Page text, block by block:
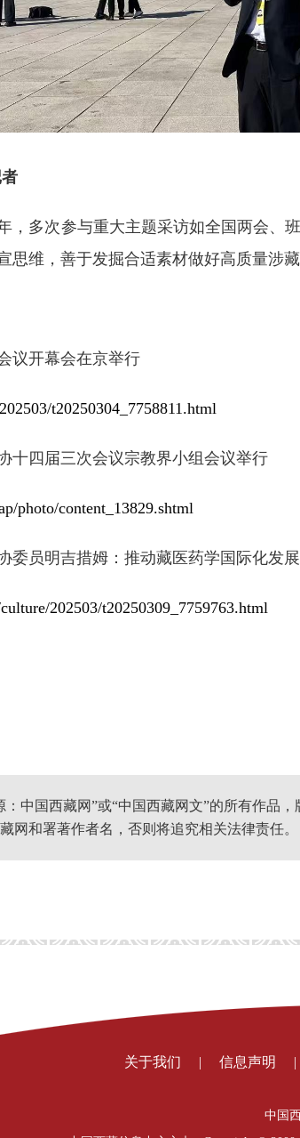
多次参与重大主题采访如全国两会、
思维，善于发掘合适素材做好高质量涉
开幕会在京举行
t20250304_7758811.html
四届三次会议宗教界小组会议举行
photo/content_13829.shtml
员明吉措姆：推动藏医药学国际化发展
202503/t20250309_7759763.html
：中国西藏网”或“中国西藏网文”的所有作品
网和署著作者名，否则将追究相关法律责任。
关于我们 | 信息声明 |
中国